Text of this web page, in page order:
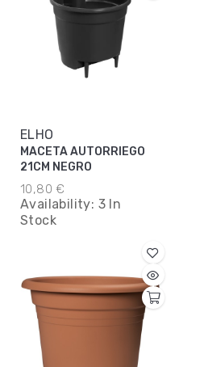
ELHO
MACETA AUTORRIEGO
21CM NEGRO
10,80 €
Availability: 3 In
Stock